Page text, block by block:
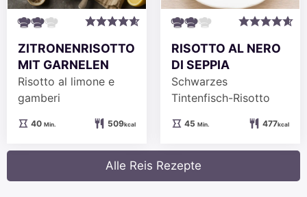
ZITRONENRISOTTO
MIT GARNELEN
Risotto al limone e
gamberi
40Minuten
Min. 509kcal
RISOTTO AL NERO
DI SEPPIA
Schwarzes
Tintenfisch-Risotto
45Minuten
Min. 477kcal
Alle Reis Rezepte